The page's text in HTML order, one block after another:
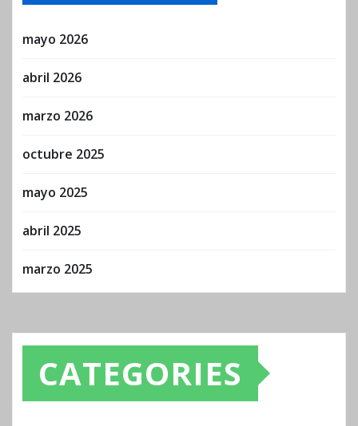
mayo 2026
abril 2026
marzo 2026
octubre 2025
mayo 2025
abril 2025
marzo 2025
CATEGORIES